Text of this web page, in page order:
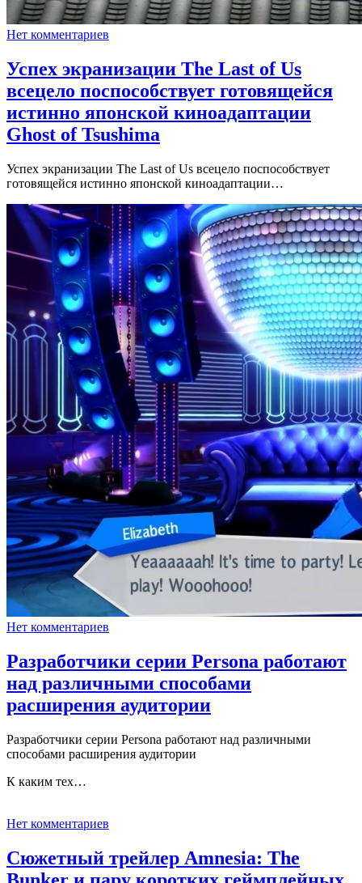
Нет комментариев
Успех экранизации The Last of Us
всецело поспособствует готовящейся
истинно японской киноадаптации
Ghost of Tsushima
Успех экранизации The Last of Us всецело поспособствует
готовящейся истинно японской киноадаптации…
Нет комментариев
Разработчики серии Persona работают
над различными способами
расширения аудитории
Разработчики серии Persona работают над различными
способами расширения аудитории
К каким тех…
Нет комментариев
Сюжетный трейлер Amnesia: The